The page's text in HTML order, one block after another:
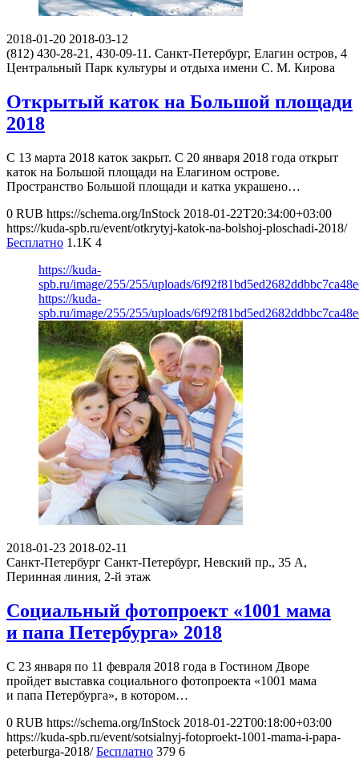
2018-01-20 2018-03-12
(812) 430-28-21, 430-09-11. Санкт-Петербург, Елагин остров, 4
Центральный Парк культуры и отдыха имени С. М. Кирова
Открытый каток на Большой площади
2018
С 13 марта 2018 каток закрыт. С 20 января 2018 года открыт
каток на Большой площади на Елагином острове.
Пространство Большой площади и катка украшено…
0 RUB https://schema.org/InStock 2018-01-22T20:34:00+03:00
https://kuda-spb.ru/event/otkrytyj-katok-na-bolshoj-ploschadi-2018/
Бесплатно 1.1K 4
https://kuda-
spb.ru/image/255/255/uploads/
https://kuda-
spb.ru/image/255/255/uploads/
2018-01-23 2018-02-11
Санкт-Петербург Санкт-Петербург, Невский пр., 35 А,
Перинная линия, 2-й этаж
Социальный фотопроект «1001 мама
и папа Петербурга» 2018
С 23 января по 11 февраля 2018 года в Гостином Дворе
пройдет выставка социального фотопроекта «1001 мама
и папа Петербурга», в котором…
0 RUB https://schema.org/InStock 2018-01-22T00:18:00+03:00
https://kuda-spb.ru/event/sotsialnyj-fotoproekt-1001-mama-i-papa-
peterburga-2018/ Бесплатно 379 6